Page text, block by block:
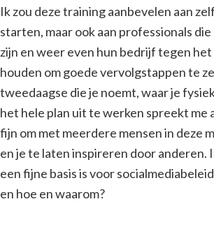
Ik zou deze training aanbevelen aan
starten, maar ook aan professionals die
zijn en weer even hun bedrijf tegen
houden om goede vervolgstappen te
tweedaagse die je noemt, waar je
het hele plan uit te werken spreekt me
fijn om met meerdere mensen in deze
en je te laten inspireren door anderen.
een fijne basis is voor
en hoe en waarom?